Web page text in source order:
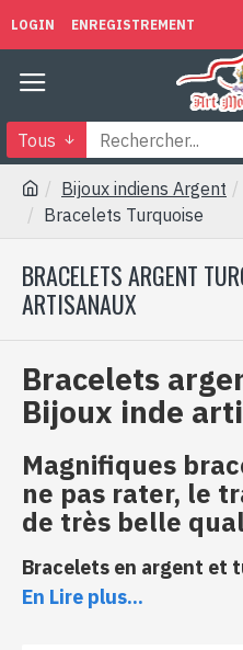
LOGIN ENREGISTREMENT
Tous
Bijoux indiens Argent
Bracelets Turquoise
BRACELETS ARGENT
ARTISANAUX
Bracelets
Bijoux inde
Magnifiques
ne pas rater, le
de très belle
Bracelets en argent et
En Lire plus...